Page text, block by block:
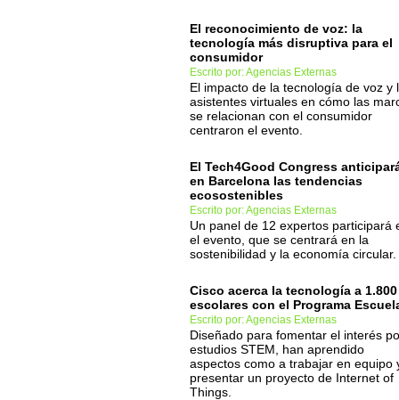
El reconocimiento de voz: la
tecnología más disruptiva para el
consumidor
Escrito por: Agencias Externas
El impacto de la tecnología de voz y
asistentes virtuales en cómo las
se relacionan con el consumidor
centraron el evento.
El Tech4Good Congress
en Barcelona las tendencias
ecosostenibles
Escrito por: Agencias Externas
Un panel de 12 expertos participará
el evento, que se centrará en la
sostenibilidad y la economía circular.
Cisco acerca la tecnología a 1.800
escolares con el Programa
Escrito por: Agencias Externas
Diseñado para fomentar el interés
estudios STEM, han aprendido
aspectos como a trabajar en equipo
presentar un proyecto de Internet of
Things.